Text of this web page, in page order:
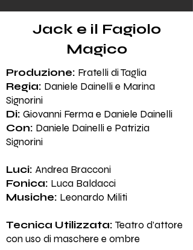
Jack e il Fagiolo
Magico
Produzione: Fratelli di Taglia
Regia: Daniele Dainelli e Marina
Signorini
Di: Giovanni Ferma e Daniele Dainelli
Con: Daniele Dainelli e Patrizia
Signorini
Luci: Andrea Bracconi
Fonica: Luca Baldacci
Musiche: Leonardo Militi
Tecnica Utilizzata: Teatro d’attore
con uso di maschere e ombre